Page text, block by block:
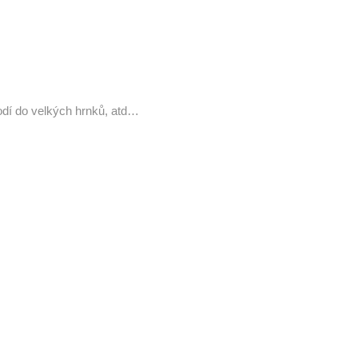
do velkých hrnků, atd…